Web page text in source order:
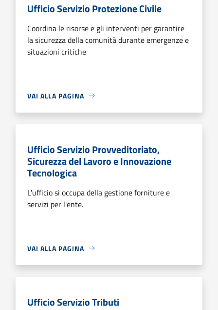
Ufficio Servizio Protezione Civile
Coordina le risorse e gli interventi per garantire
la sicurezza della comunità durante emergenze e
situazioni critiche
VAI ALLA PAGINA
Ufficio Servizio Provveditoriato,
Sicurezza del Lavoro e Innovazione
Tecnologica
L'ufficio si occupa della gestione forniture e
servizi per l'ente.
VAI ALLA PAGINA
Ufficio Servizio Tributi